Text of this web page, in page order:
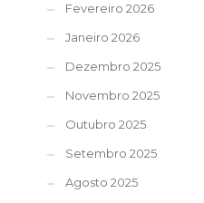
Fevereiro 2026
Janeiro 2026
Dezembro 2025
Novembro 2025
Outubro 2025
Setembro 2025
Agosto 2025